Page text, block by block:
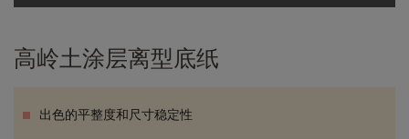
页
高岭土涂层离型底纸
出色的平整度和尺寸稳定性